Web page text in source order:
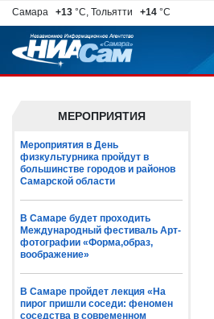
Самара +13 °C, Тольятти +14 °C
МЕРОПРИЯТИЯ
Мероприятия в День
физкультурника пройдут в
большинстве городов и районов
Самарской области
В Самаре будет проходить
Международный фестиваль Арт-
фотографии «Форма,образ,
воображение»
В Самаре пройдет лекция «На
пирог пришли соседи: феномен
соседства в современном